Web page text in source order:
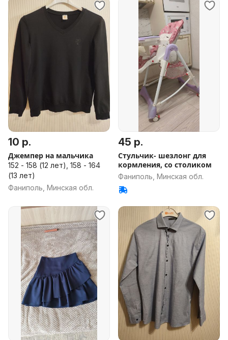
10 р.
Джемпер на мальчика
152 - 158 (12 лет), 158 - 164
(13 лет)
Фаниполь, Минская обл.
45 р.
Стульчик- шезлонг для
кормления, со столиком
Фаниполь, Минская обл.